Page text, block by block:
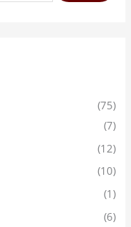
(75)
(7)
(12)
(10)
(1)
(6)